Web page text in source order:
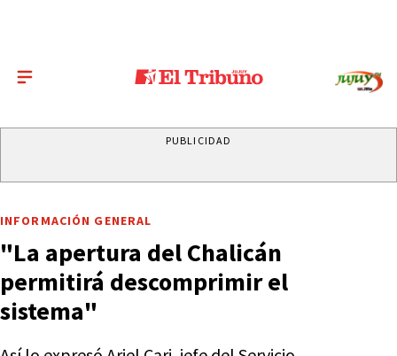
PUBLICIDAD
INFORMACIÓN GENERAL
"La apertura del Chalicán
permitirá descomprimir el
sistema"